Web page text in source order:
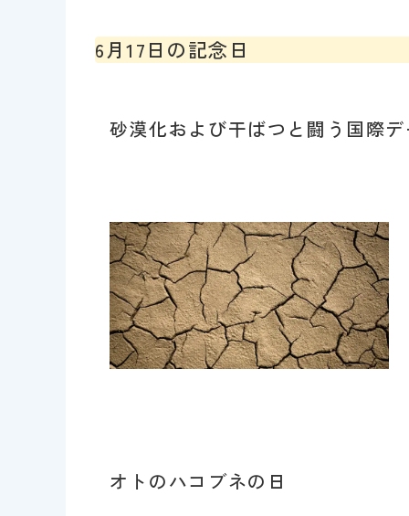
6月17日の記念日
砂漠化および干ばつと闘う国際
オトのハコブネの日